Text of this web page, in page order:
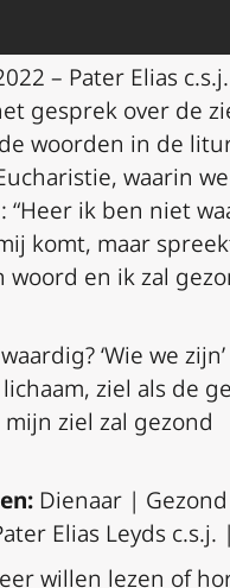
– Pater Elias
gesprek over de
woorden in de
waarin we
“Heer ik ben niet
komt, maar
woord en ik zal
‘Wie we
ziel als de
mijn ziel zal gezond
Dienaar | Gezond
Elias Leyds c.s.j.
willen lezen of